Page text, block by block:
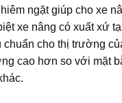
ngặt giúp cho xe
xe nâng có xuất xứ
chuẩn cho thị trường
cao hơn so với mặt